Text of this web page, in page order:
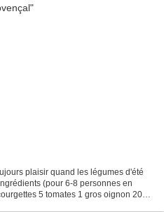
plaisir quand les légumes d'été
(pour 6-8 personnes en
5 tomates 1 gros oignon 200g